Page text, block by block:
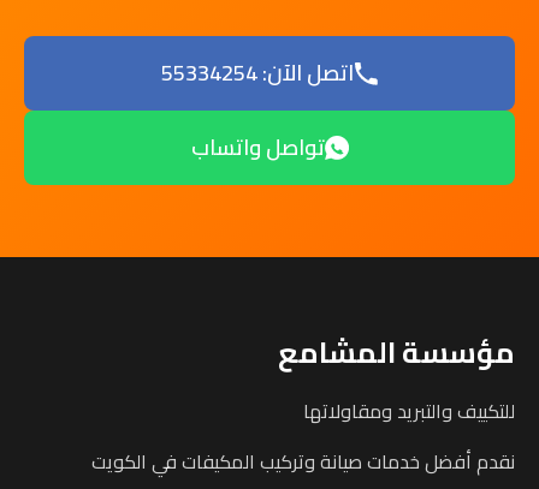
اتصل الآن: 55334254
تواصل واتساب
مؤسسة المشامع
للتكييف والتبريد ومقاولاتها
نقدم أفضل خدمات صيانة وتركيب المكيفات في الكويت